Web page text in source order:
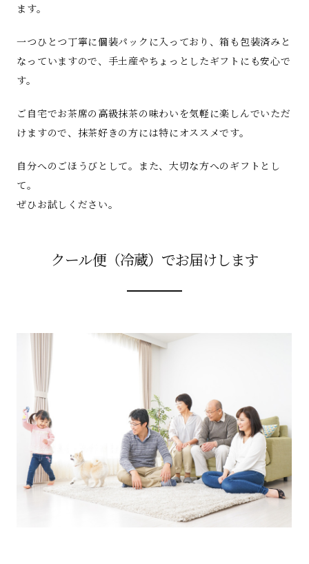
ます。
一つひとつ丁寧に個装パックに入っており、箱も包装済みと
なっていますので、手土産やちょっとしたギフトにも安心で
す。
ご自宅でお茶席の高級抹茶の味わいを気軽に楽しんでいただ
けますので、抹茶好きの方には特にオススメです。
自分へのごほうびとして。また、大切な方へのギフトとし
て。
ぜひお試しください。
クール便（冷蔵）でお届けします